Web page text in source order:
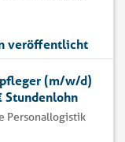
veröffentlicht
(m/w/d)
Stundenlohn
Personallogistik